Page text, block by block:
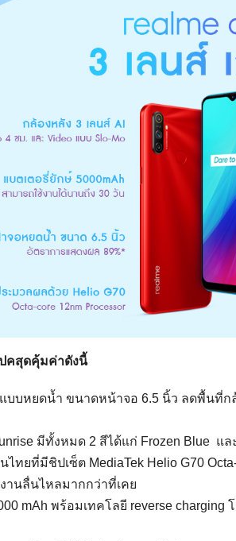
คสุดคุ้มค่าดังนี้
บบหยดน้ำ ขนาดหน้าจอ 6.5 นิ้ว ลดพื้นที่
มีทั้งหมด 2 สีได้แก่ Frozen Blue แล
ทยที่มีชิปเซ็ต MediaTek Helio G70
านลื่นไหลมากกว่าที่เคย
mAh พร้อมเทคโลยี reverse